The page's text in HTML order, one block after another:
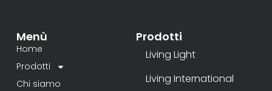
Menù
Home
Prodotti
Chi siamo
Prodotti
Living Light
Living International